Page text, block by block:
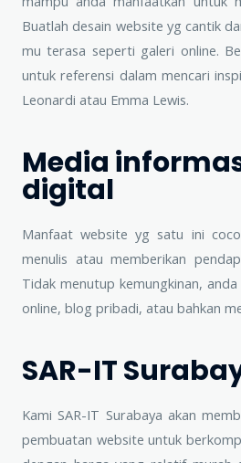
Buatlah desain website yg cantik
mu terasa seperti galeri online.
untuk referensi dalam mencari
Leonardi atau Emma Lewis.
Media
digital
Manfaat website yg satu ini
menulis atau memberikan
Tidak menutup kemungkinan,
online, blog pribadi, atau bahkan
SAR-IT
Kami SAR-IT Surabaya akan
pembuatan website untuk